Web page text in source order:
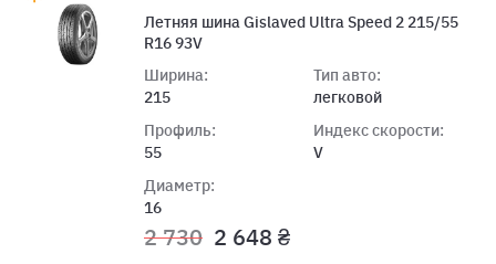
Летняя шина Gislaved Ultra Speed 2 215/55
R16 93V
Ширина:
215
Профиль:
55
Диаметр:
16
Тип авто:
легковой
Индекс скорости:
V
2 730 2 648 ₴